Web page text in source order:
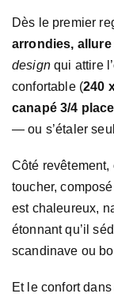
Dès le premier
arrondies,
designqui attire
confortable (240
canapé 3/4
— ou s’étaler
Côté revêtement,
toucher,
est chaleureux,
étonnant qu’il
scandinave ou
Et le confort